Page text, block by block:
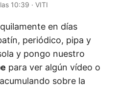
10:39 · VITI
en días
periódico, pipa y
y pongo nuestro
para ver algún vídeo o
sobre la